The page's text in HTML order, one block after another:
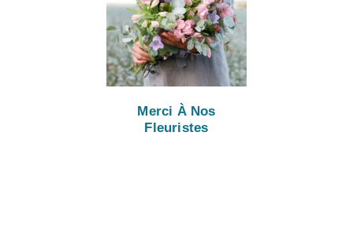
Merci À Nos
Fleuristes